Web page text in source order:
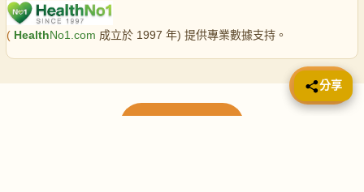
( HealthNo1.com 成立於 1997 年) 提供專業數據支持。
📤 分享
分享